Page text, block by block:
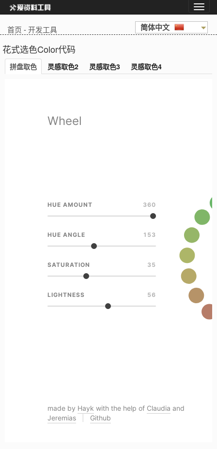
首页 -开发工具 简体中文
花式选色Color代码
拼盘取色 灵感取色2 灵感取色3 灵感取色4